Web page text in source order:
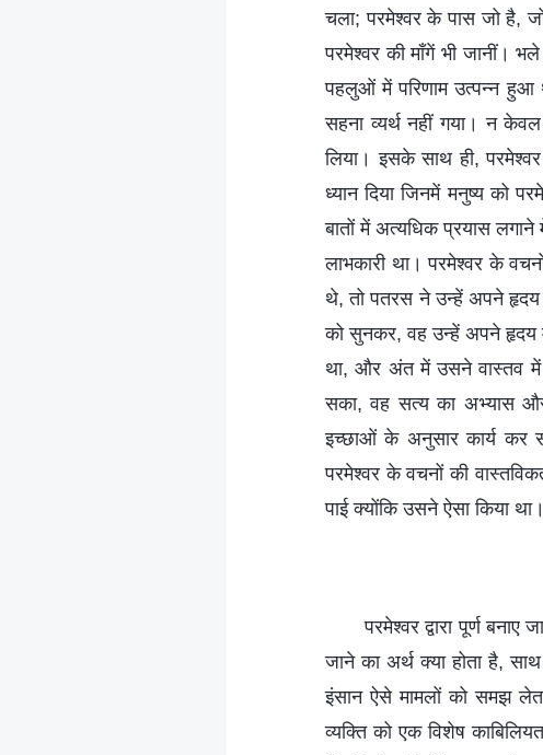
चला; परमेश्वर के पास जो है,
परमेश्वर की माँगें भी जानीं।
पहलुओं में परिणाम उत्पन्न हुआ
सहना व्यर्थ नहीं गया। न
लिया। इसके साथ ही,
ध्यान दिया जिनमें मनुष्य को
बातों में अत्यधिक प्रयास
लाभकारी था। परमेश्वर के
थे, तो पतरस ने उन्हें अपने हृदय
को सुनकर, वह उन्‍हें अपने हृदय
था, और अंत में उसने वास्‍तव में
सका, वह सत्य का अभ्यास
इच्छाओं के अनुसार कार्य
परमेश्वर के वचनों की
पाई क्‍योंकि उसने ऐसा किया था।
परमेश्वर द्वारा पूर्ण
जाने का अर्थ क्या होता है,
इंसान ऐसे मामलों को समझ
व्यक्ति को एक विशेष